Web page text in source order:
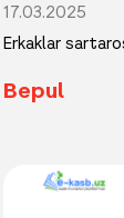
17.03.2025
Erkaklar
Bepul